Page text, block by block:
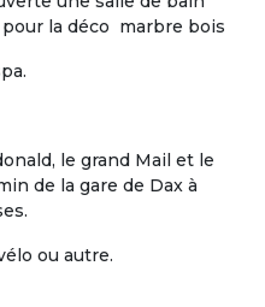
la déco marbre bois
le grand Mail et le
de la gare de Dax à
ou autre.
à taille